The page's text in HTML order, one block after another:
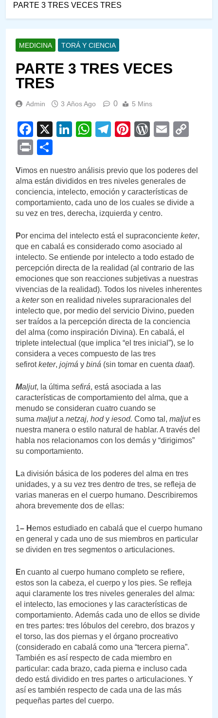
PARTE 3 TRES VECES TRES
MEDICINA TORÁ Y CIENCIA
PARTE 3 TRES VECES
TRES
Admin 3 Años Ago 0 5 Mins
Facebook
X LinkedIn
WhatsApp
Telegram
PinterestEmail
Print
Vimos en nuestro análisis previo que los poderes del
alma están divididos en tres niveles generales de
conciencia, intelecto, emoción y características de
comportamiento, cada uno de los cuales se divide a
su vez en tres, derecha, izquierda y centro.
Por encima del intelecto está el supraconciente keter,
que en cabalá es considerado como asociado al
intelecto. Se entiende por intelecto a todo estado de
percepción directa de la realidad (al contrario de las
emociones que son reacciones subjetivas a nuestras
vivencias de la realidad). Todos los niveles inherentes
a keterson en realidad niveles supraracionales del
intelecto que, por medio del servicio Divino, pueden
ser traídos a la percepción directa de la conciencia
del alma (como inspiración Divina). En cabalá, el
triplete intelectual (que implica “el tres inicial”), se lo
considera a veces compuesto de las tres
sefirotketer, jojmá y biná (sin tomar en cuenta daat).
Maljut, la última sefirá, está asociada a las
características de comportamiento del alma, que a
menudo se consideran cuatro cuando se
suma maljuta netzaj, hody iesod. Como tal, maljutes
nuestra manera o estilo natural de hablar. A través del
habla nos relacionamos con los demás y “dirigimos”
su comportamiento.
La división básica de los poderes del alma en tres
unidades, y a su vez tres dentro de tres, se refleja de
varias maneras en el cuerpo humano. Describiremos
ahora brevemente dos de ellas:
1– Hemos estudiado en cabalá que el cuerpo humano
en general y cada uno de sus miembros en particular
se dividen en tres segmentos o articulaciones.
En cuanto al cuerpo humano completo se refiere,
estos son la cabeza, el cuerpo y los pies. Se refleja
aqui claramente los tres niveles generales del alma:
el intelecto, las emociones y las características de
comportamiento. Además cada uno de ellos se divide
en tres partes: tres lóbulos del cerebro, dos brazos y
el torso, las dos piernas y el órgano procreativo
(considerado en cabalá como una “tercera pierna”.
También es así respecto de cada miembro en
particular: cada brazo, cada pierna e incluso cada
dedo está dividido en tres partes o articulaciones. Y
así es también respecto de cada una de las más
pequeñas partes del cuerpo.